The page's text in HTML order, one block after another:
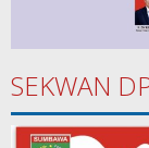
SEKWAN